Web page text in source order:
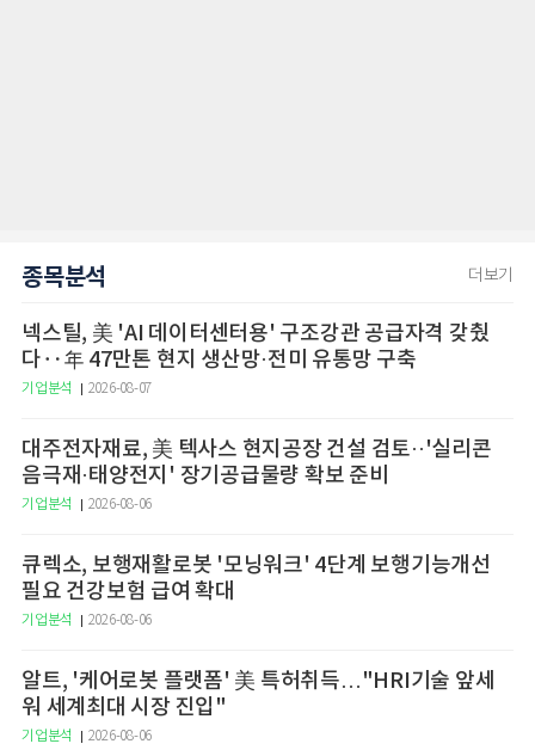
종목분석 더보기
넥스틸, 美 'AI 데이터센터용' 구조강관 공급자격 갖췄
다‥年 47만톤 현지 생산망·전미 유통망 구축
기업분석 2026-08-07
대주전자재료, 美 텍사스 현지공장 건설 검토··'실리콘
음극재·태양전지' 장기공급물량 확보 준비
기업분석 2026-08-06
큐렉소, 보행재활로봇 '모닝워크' 4단계 보행기능개선
필요 건강보험 급여 확대
기업분석 2026-08-06
알트, '케어로봇 플랫폼' 美 특허취득…"HRI기술 앞세
워 세계최대 시장 진입"
기업분석 2026-08-06